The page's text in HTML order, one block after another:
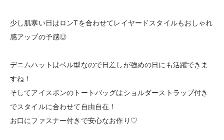
少し肌寒い日はロンTを合わせてレイヤードスタイルもおしゃれ
感アップの予感◎
デニムハットはベル型なので日差しが強めの日にも活躍できま
すね！
そしてアイスボンのトートバッグはショルダーストラップ付き
でスタイルに合わせて自由自在！
お口にファスナー付きで安心なお作り♡